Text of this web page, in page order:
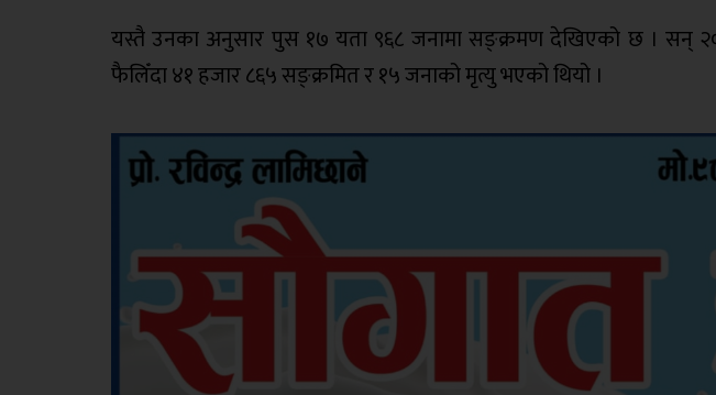
यस्तै उनका अनुसार पुस १७ यता ९६८ जनामा सङ्क्रमण देखिएको छ । सन्
फैलिँदा ४१ हजार ८६५ सङ्क्रमित र १५ जनाको मृत्यु भएको थियो ।